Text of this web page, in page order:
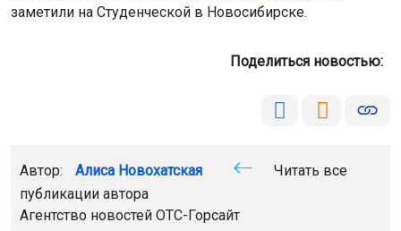
заметили на Студенческой в Новосибирске.
Поделиться новостью:
Автор: Алиса Новохатская
Читать все
публикации автора
Агентство новостей ОТС-Горсайт